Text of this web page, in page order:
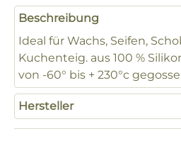
Beschreibung
Ideal für Wachs, Seifen,
Kuchenteig. aus 100 %
von -60° bis + 230°c
Hersteller